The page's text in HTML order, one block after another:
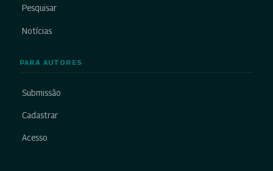
Pesquisar
Notícias
PARA AUTORES
Submissão
Cadastrar
Acesso